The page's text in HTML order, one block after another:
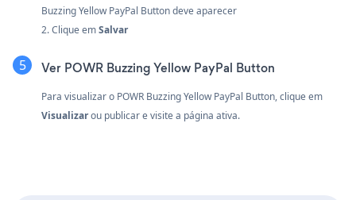
Buzzing Yellow PayPal Button deve aparecer
2. Clique emSalvar
Ver POWR Buzzing Yellow PayPal Button
Para visualizar o POWR Buzzing Yellow PayPal Button, clique em
Visualizarou publicar e visite a página ativa.